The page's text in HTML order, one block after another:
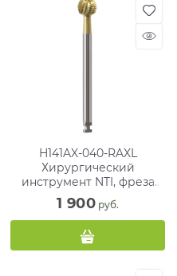
H141AX-040-RAXL
Хирургический
инструмент NTI, фреза
для кости ТВС
1 900 руб.